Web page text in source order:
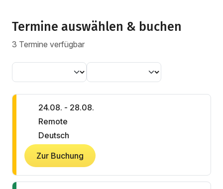
Termine auswählen & buchen
3 Termine verfügbar
24.08. - 28.08.
Remote
Deutsch
Zur Buchung